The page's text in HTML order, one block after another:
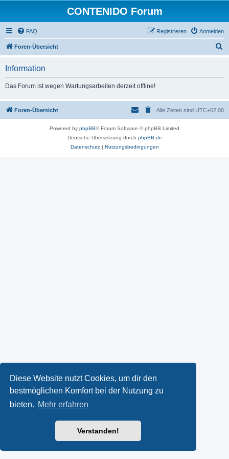
Diese Website nutzt Cookies, um dir den
bestmöglichen Komfort bei der Nutzung zu
bieten. Mehr erfahren
Verstanden!
CONTENIDO Forum
FAQ Anmelden
Registrieren
Foren-Übersicht
Information
Das Forum ist wegen Wartungsarbeiten derzeit offline!
Foren-Übersicht Alle Zeiten sind UTC+02:00
Powered by phpBB® Forum Software © phpBB Limited
Deutsche Übersetzung durch phpBB.de
Datenschutz| Nutzungsbedingungen